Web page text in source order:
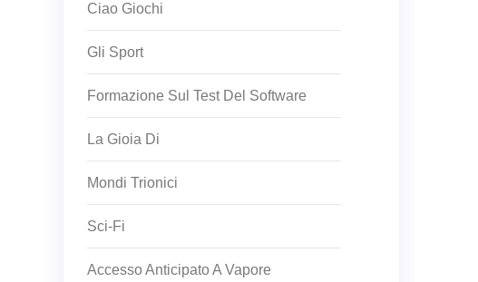
Ciao Giochi
Gli Sport
Formazione Sul Test Del Software
La Gioia Di
Mondi Trionici
Sci-Fi
Accesso Anticipato A Vapore